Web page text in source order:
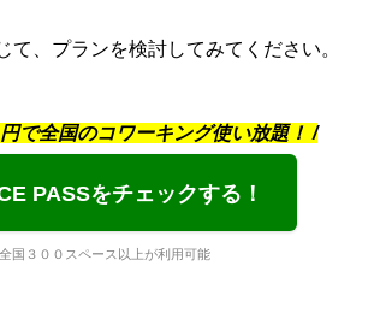
て、プランを検討してみてください。
で全国のコワーキング使い放題！ /
PASSをチェックする！
全国３００スペース以上が利用可能